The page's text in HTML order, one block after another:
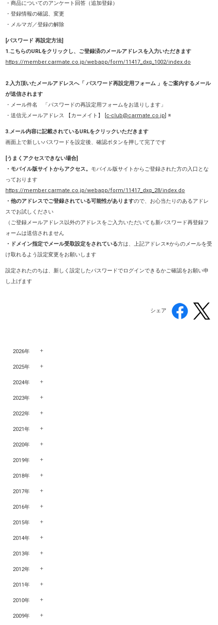
・商品についてのアンケート回答（追加登録）
・登録情報の確認、変更
・メルマガ／登録の解除
[パスワード 再設定方法]
1.こちらのURLをクリックし、ご登録済のメールアドレスを入力いただきます
https://member.carmate.co.jp/webapp/form/11417_dxq_1002/index.do
2.入力頂いたメールアドレスへ「 パスワード再設定用フォーム 」をご案内するメール
が送信されます
・メール件名 「パスワードの再設定用フォームをお送りします」
・送信元メールアドレス 【カーメイト】 [c-club@carmate.co.jp] ※
3.メール内容に記載されているURLをクリックいただきます
画面上で新しいパスワードを設定後、確認ボタンを押して完了です
[うまくアクセスできない場合]
・モバイル版サイトからアクセス。モバイル版サイトからご登録された方の入口とな
っております
https://member.carmate.co.jp/webapp/form/11417_dxq_28/index.do
・他のアドレスでご登録されている可能性がありますので、お心当たりのあるアドレ
スでお試しください
（ご登録メールアドレス以外のアドレスをご入力いただいても新パスワード再登録フ
ォームは送信されません
・ドメイン指定でメール受取設定をされている方は、上記アドレス※からのメールを受
け取れるよう設定変更をお願いします
設定されたのちは、新しく設定したパスワードでログインできるかご確認をお願い申
し上げます
シェア
2026年
2025年
2024年
2023年
2022年
2021年
2020年
2019年
2018年
2017年
2016年
2015年
2014年
2013年
2012年
2011年
2010年
2009年